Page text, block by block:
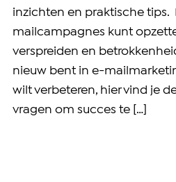
inzichten en praktische tips.
mailcampagnes kunt
verspreiden en
nieuw bent in e-
wilt verbeteren, hier vind je
vragen om succes te […]